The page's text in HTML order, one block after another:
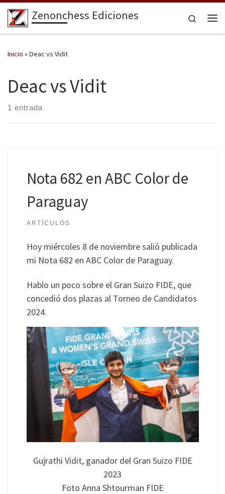
Saltar al contenido
Zenonchess Ediciones
Search
Inicio »Deac vs Vidit
Deac vs Vidit
1 entrada
Nota 682 en ABC Color de
Paraguay
ARTÍCULOS
Hoy miércoles 8 de noviembre salió publicada
mi Nota 682 en ABC Color de Paraguay.
Hablo un poco sobre el Gran Suizo FIDE, que
concedió dos plazas al Torneo de Candidatos
2024.
Gujrathi Vidit, ganador del Gran Suizo FIDE
2023
Foto Anna Shtourman FIDE